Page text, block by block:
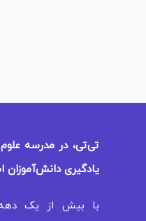
تی‌تی، در مدرسه علوم
یادگیریدانش‌آموزان
با بیش از یک دهه